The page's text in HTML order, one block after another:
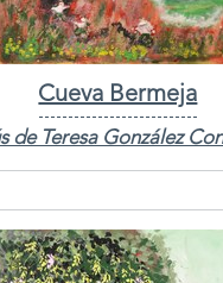
Cueva Bermeja
de Teresa González